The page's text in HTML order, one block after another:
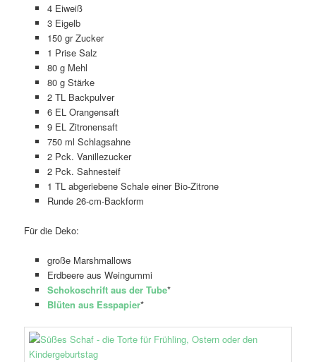
4 Eiweiß
3 Eigelb
150 gr Zucker
1 Prise Salz
80 g Mehl
80 g Stärke
2 TL Backpulver
6 EL Orangensaft
9 EL Zitronensaft
750 ml Schlagsahne
2 Pck. Vanillezucker
2 Pck. Sahnesteif
1 TL abgeriebene Schale einer Bio-Zitrone
Runde 26-cm-Backform
Für die Deko:
große Marshmallows
Erdbeere aus Weingummi
Schokoschrift aus der Tube*
Blüten aus Esspapier*